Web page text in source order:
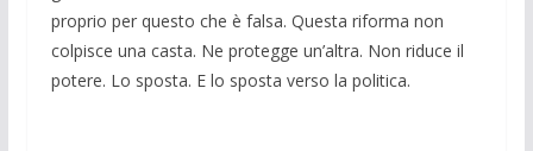
proprio per questo che è falsa. Questa riforma non
colpisce una casta. Ne protegge un’altra. Non riduce il
potere. Lo sposta. E lo sposta verso la politica.